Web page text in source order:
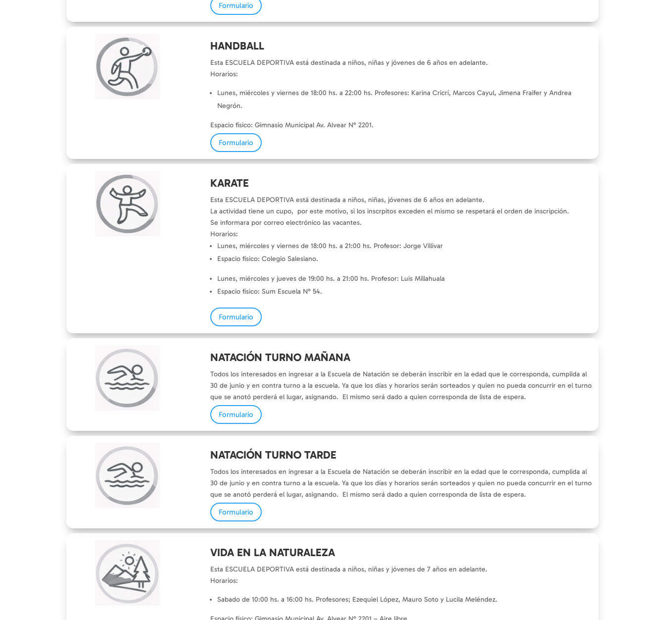
Formulario
HANDBALL
Esta ESCUELA DEPORTIVA está destinada a niños, niñas y jóvenes de 6 años en adelante.
Horarios:
Lunes, miércoles y viernes de 18:00 hs. a 22:00 hs. Profesores: Karina Cricrí, Marcos Cayul, Jimena Fraifer y Andrea
Negrón.
Espacio físico: Gimnasio Municipal Av. Alvear N° 2201.
Formulario
KARATE
Esta ESCUELA DEPORTIVA está destinada a niños, niñas, jóvenes de 6 años en adelante.
La actividad tiene un cupo, por este motivo, si los inscrpitos exceden el mismo se respetará el orden de inscripción.
Se informara por correo electrónico las vacantes.
Horarios:
Lunes, miércoles y viernes de 18:00 hs. a 21:00 hs. Profesor: Jorge Villivar
Espacio físico: Colegio Salesiano.
Lunes, miércoles y jueves de 19:00 hs. a 21:00 hs. Profesor: Luis Millahuala
Espacio físico: Sum Escuela N° 54.
Formulario
NATACIÓN TURNO MAÑANA
Todos los interesados en ingresar a la Escuela de Natación se deberán inscribir en la edad que le corresponda, cumplida al
30 de junio y en contra turno a la escuela. Ya que los días y horarios serán sorteados y quien no pueda concurrir en el turno
que se anotó perderá el lugar, asignando. El mismo será dado a quien corresponda de lista de espera.
Formulario
NATACIÓN TURNO TARDE
Todos los interesados en ingresar a la Escuela de Natación se deberán inscribir en la edad que le corresponda, cumplida al
30 de junio y en contra turno a la escuela. Ya que los días y horarios serán sorteados y quien no pueda concurrir en el turno
que se anotó perderá el lugar, asignando. El mismo será dado a quien corresponda de lista de espera.
Formulario
VIDA EN LA NATURALEZA
Esta ESCUELA DEPORTIVA está destinada a niños, niñas y jóvenes de 7 años en adelante.
Horarios:
Sabado de 10:00 hs. a 16:00 hs. Profesores; Ezequiel López, Mauro Soto y Lucila Meléndez.